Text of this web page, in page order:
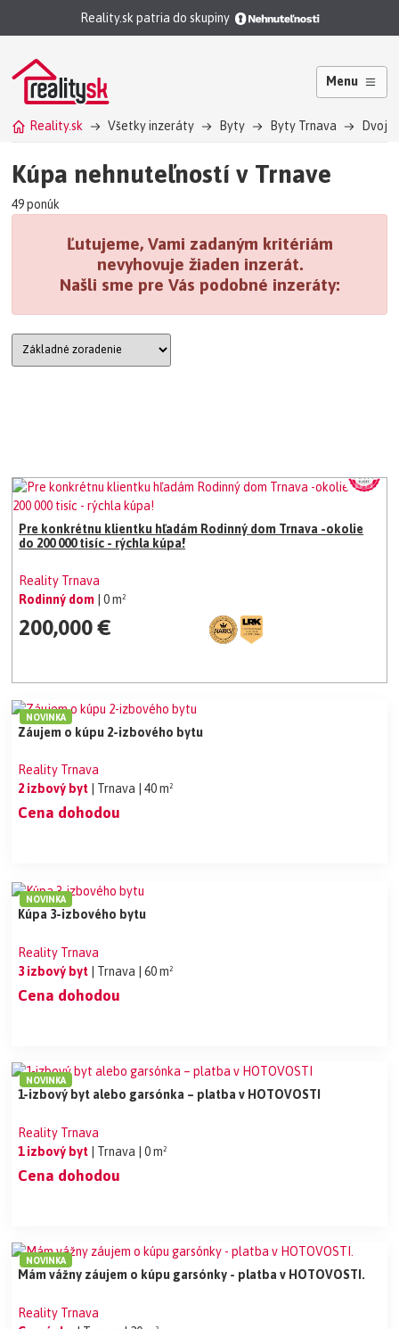
Reality.sk patria do skupiny
Menu
Reality.sk Všetky inzeráty Byty Byty Trnava
Kúpa nehnuteľností v Trnave
49 ponúk
Ľutujeme, Vami zadaným kritériám
nevyhovuje žiaden inzerát.
Našli sme pre Vás podobné inzeráty:
Pre konkrétnu klientku hľadám Rodinný dom Trnava -okolie
do 200 000 tisíc - rýchla kúpa!
Reality Trnava
Rodinný dom
| 0 m²
200,000 €
Záujem o kúpu 2-izbového bytu
Reality Trnava
2 izbový byt
| Trnava | 40 m²
Cena dohodou
NOVINKA
Kúpa 3-izbového bytu
Reality Trnava
3 izbový byt
| Trnava | 60 m²
Cena dohodou
NOVINKA
1-izbový byt alebo garsónka – platba v HOTOVOSTI
Reality Trnava
1 izbový byt
| Trnava | 0 m²
Cena dohodou
NOVINKA
Mám vážny záujem o kúpu garsónky - platba v HOTOVOSTI.
Reality Trnava
NOVINKA